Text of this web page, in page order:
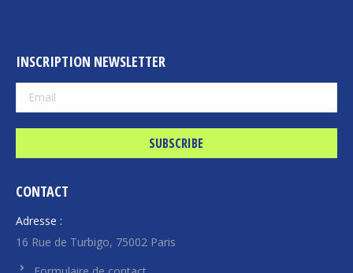
INSCRIPTION NEWSLETTER
CONTACT
Adresse :
16 Rue de Turbigo, 75002 Paris